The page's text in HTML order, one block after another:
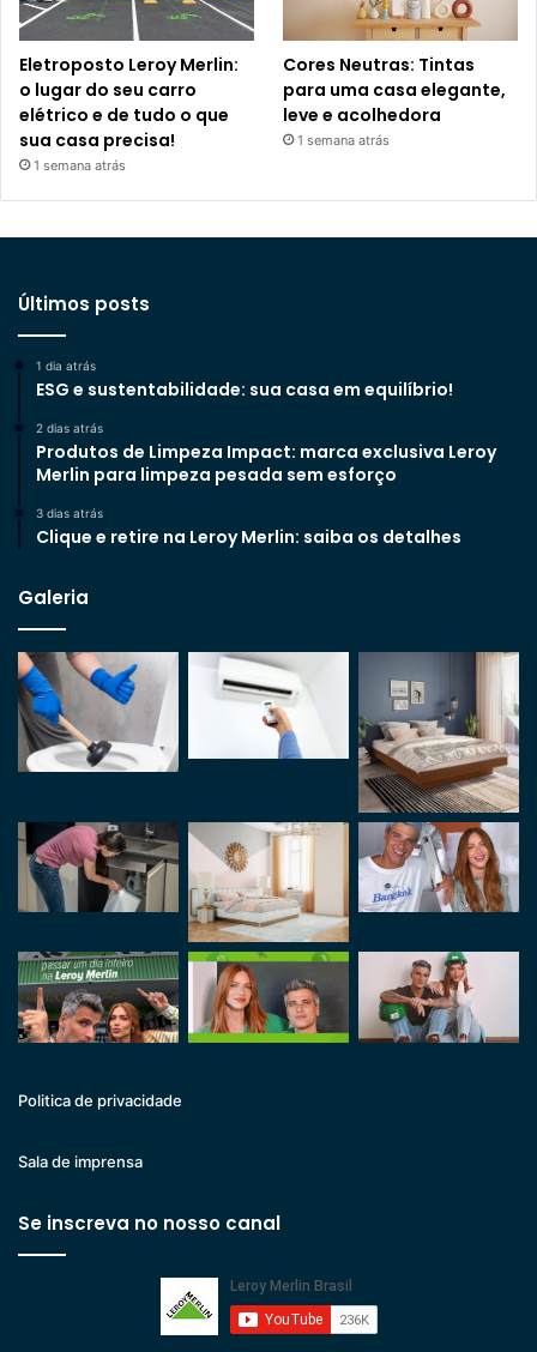
Eletroposto Leroy Merlin:
o lugar do seu carro
elétrico e de tudo o que
sua casa precisa!
1 semana atrás
Cores Neutras: Tintas
para uma casa elegante,
leve e acolhedora
1 semana atrás
Últimos posts
1 dia atrás
ESG e sustentabilidade: sua casa em equilíbrio!
2 dias atrás
Produtos de Limpeza Impact: marca exclusiva Leroy
Merlin para limpeza pesada sem esforço
3 dias atrás
Clique e retire na Leroy Merlin: saiba os detalhes
Galeria
Politica de privacidade
Sala de imprensa
Se inscreva no nosso canal